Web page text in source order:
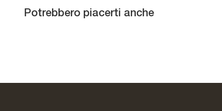
Potrebbero piacerti anche
Soft Stripe Clouds
Aqualung